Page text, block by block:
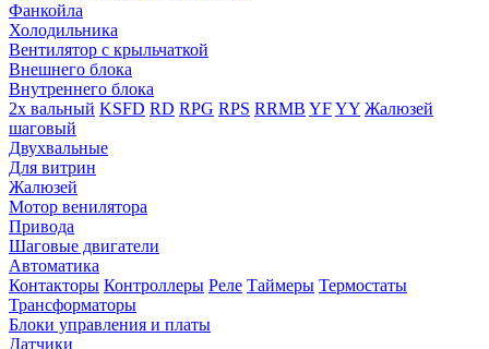
Фанкойла
Холодильника
Вентилятор с крыльчаткой
Внешнего блока
Внутреннего блока
2х вальный KSFD RD RPG RPS RRMB YFYY Жалюзей
шаговый
Двухвальные
Для витрин
Жалюзей
Мотор венилятора
Привода
Шаговые двигатели
Автоматика
Контакторы Контроллеры Реле Таймеры Термостаты
Трансформаторы
Блоки управления и платы
Датчики